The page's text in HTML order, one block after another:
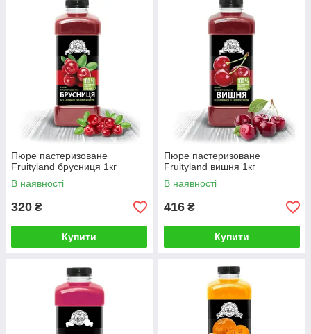
Пюре пастеризоване
Fruityland брусниця 1кг
В наявності
320 ₴
Купити
Пюре пастеризоване
Fruityland вишня 1кг
В наявності
416 ₴
Купити